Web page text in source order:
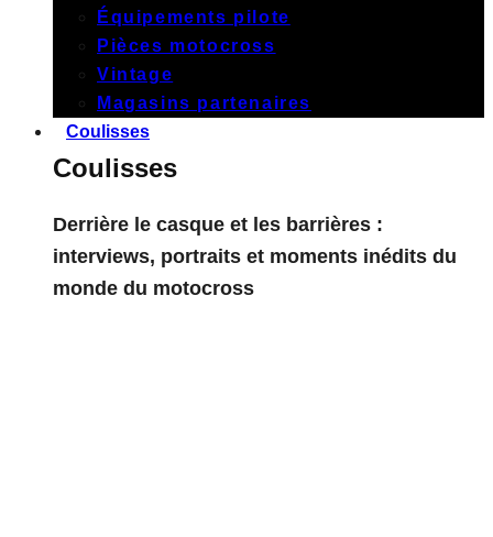
Équipements pilote
Pièces motocross
Vintage
Magasins partenaires
Coulisses
Coulisses
Derrière le casque et les barrières :
interviews, portraits et moments inédits du
monde du motocross